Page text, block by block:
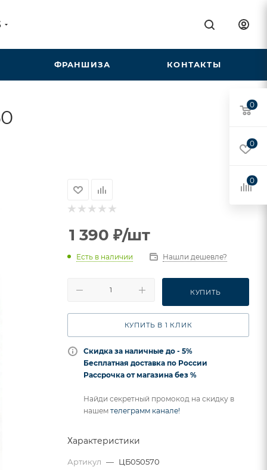
ФРАНШИЗА КОНТАКТЫ
1 390 ₽/шт
Есть в наличии Нашли дешевле?
КУПИТЬ
КУПИТЬ В 1 КЛИК
Скидка за наличные до - 5%
Бесплатная доставка по России
Рассрочка от магазина без %
Найди секретный промокод на скидку в
нашем телеграмм канале!
Характеристики
Артикул — ЦБ050570
0
0
0